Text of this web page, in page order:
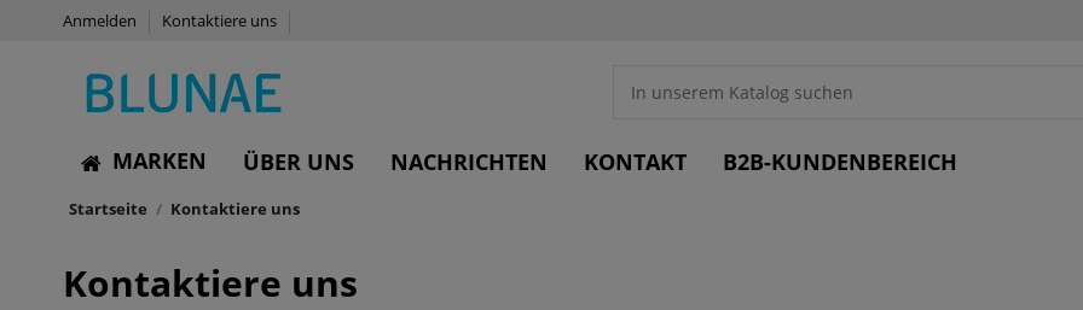
Anmelden Kontaktiere uns
MARKEN ÜBER UNS NACHRICHTEN KONTAKT B2B-KUNDENBEREICH
Startseite Kontaktiere uns
Kontaktiere uns